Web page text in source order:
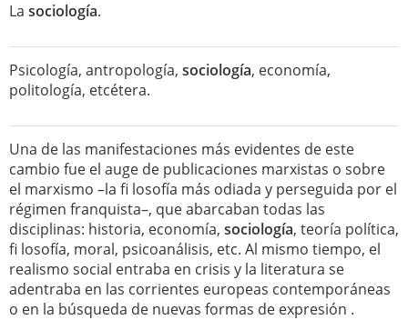
La sociología.
Psicología, antropología, sociología, economía,
politología, etcétera.
Una de las manifestaciones más evidentes de este
cambio fue el auge de publicaciones marxistas o sobre
el marxismo –la fi losofía más odiada y perseguida por el
régimen franquista–, que abarcaban todas las
disciplinas: historia, economía, sociología, teoría política,
fi losofía, moral, psicoanálisis, etc. Al mismo tiempo, el
realismo social entraba en crisis y la literatura se
adentraba en las corrientes europeas contemporáneas
o en la búsqueda de nuevas formas de expresión .